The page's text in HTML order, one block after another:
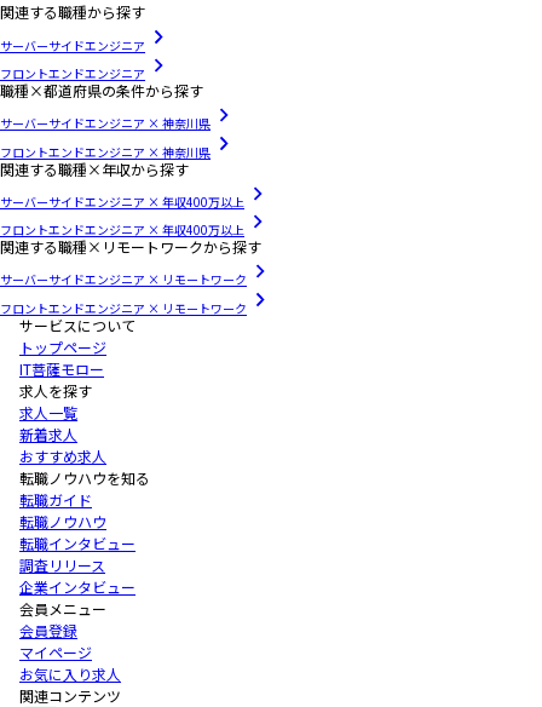
関連する職種から探す
サーバーサイドエンジニア
フロントエンドエンジニア
職種×都道府県の条件から探す
サーバーサイドエンジニア × 神奈川県
フロントエンドエンジニア × 神奈川県
関連する職種×年収から探す
サーバーサイドエンジニア × 年収400万以上
フロントエンドエンジニア × 年収400万以上
関連する職種×リモートワークから探す
サーバーサイドエンジニア × リモートワーク
フロントエンドエンジニア × リモートワーク
サービスについて
トップページ
IT菩薩モロー
求人を探す
求人一覧
新着求人
おすすめ求人
転職ノウハウを知る
転職ガイド
転職ノウハウ
転職インタビュー
調査リリース
企業インタビュー
会員メニュー
会員登録
マイページ
お気に入り求人
関連コンテンツ